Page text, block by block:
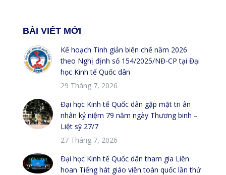
BÀI VIẾT MỚI
Kế hoạch Tinh giản biên chế năm 2026
theo Nghị định số 154/2025/NĐ-CP tại Đại
học Kinh tế Quốc dân
29 Tháng 7, 2026
Đại học Kinh tế Quốc dân gặp mặt tri ân
nhân kỷ niệm 79 năm ngày Thương binh –
Liệt sỹ 27/7
27 Tháng 7, 2026
Đại học Kinh tế Quốc dân tham gia Liên
hoan Tiếng hát giáo viên toàn quốc lần thứ